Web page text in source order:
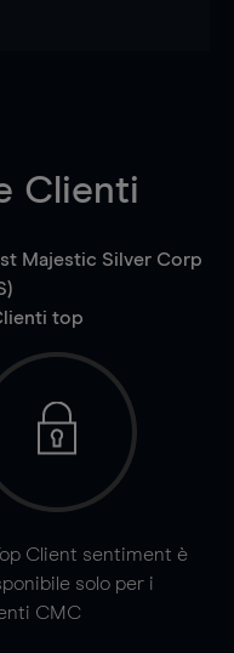
Clienti
Majestic Silver Corp
top
Client sentiment è
solo per i
CMC